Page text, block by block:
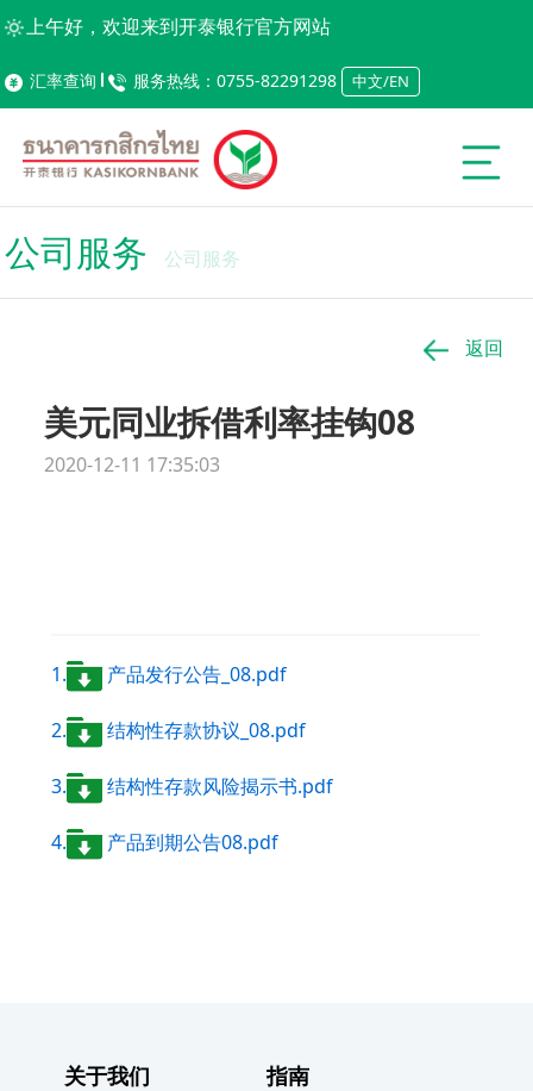
上午好，欢迎来到开泰银行官方网站
汇率查询 服务热线：0755-82291298 中文/EN
公司服务 公司服务
返回
美元同业拆借利率挂钩08
2020-12-11 17:35:03
1. 产品发行公告_08.pdf
2. 结构性存款协议_08.pdf
3. 结构性存款风险揭示书.pdf
4. 产品到期公告08.pdf
关于我们 指南